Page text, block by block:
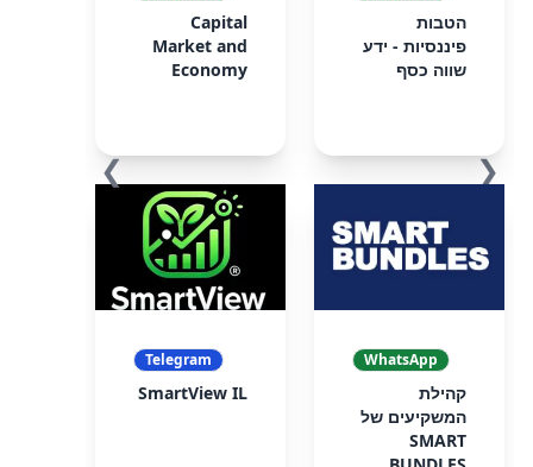
❮
הטבות
פיננסיות - ידע
שווה כסף
Capital
Market and
Economy
WhatsApp
קהילת
המשקיעים של
SMART
Telegram
SmartView IL
❯